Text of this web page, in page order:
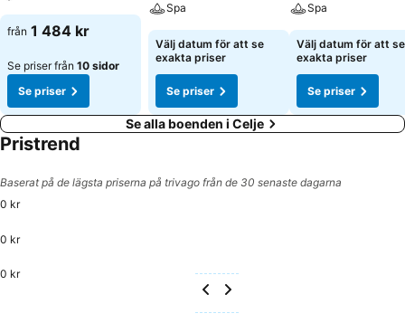
från 1 484 kr
Se priser från 10 sidor
Se priser
Spa
Välj datum för att se
exakta priser
Se priser
Spa
Välj datum för att se
exakta priser
Se priser
Se alla boenden i Celje
Pristrend
Baserat på de lägsta priserna på trivago från de 30 senaste dagarna
0 kr
0 kr
0 kr